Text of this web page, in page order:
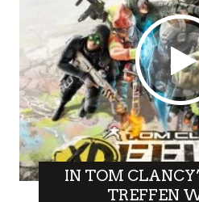
IN TOM
TREFFEN